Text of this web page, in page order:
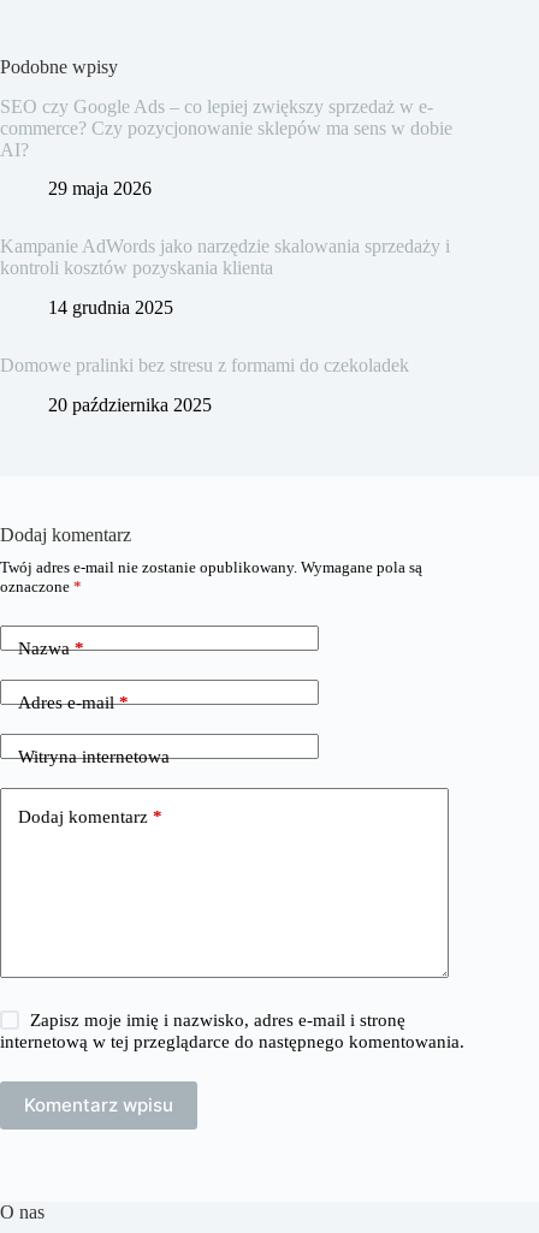
Podobne wpisy
SEO czy Google Ads – co lepiej zwiększy sprzedaż w e-
commerce? Czy pozycjonowanie sklepów ma sens w dobie
AI?
29 maja 2026
Kampanie AdWords jako narzędzie skalowania sprzedaży i
kontroli kosztów pozyskania klienta
14 grudnia 2025
Domowe pralinki bez stresu z formami do czekoladek
20 października 2025
Dodaj komentarz
Twój adres e-mail nie zostanie opublikowany. Wymagane pola są
oznaczone *
Nazwa*
Adres e-mail*
Witryna internetowa
Dodaj komentarz *
Zapisz moje imię i nazwisko, adres e-mail i stronę
internetową w tej przeglądarce do następnego komentowania.
Komentarz wpisu
O nas